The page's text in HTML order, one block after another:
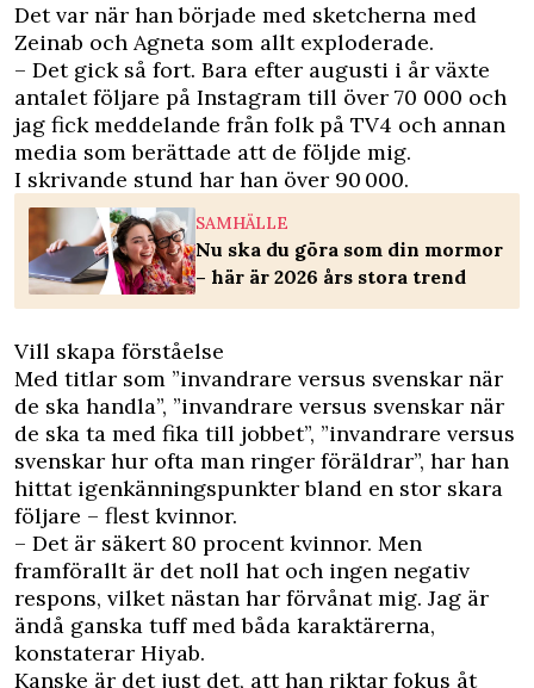
Det var när han började med sketcherna med
Zeinab och Agneta som allt exploderade.
– Det gick så fort. Bara efter augusti i år växte
antalet följare på Instagram till över 70 000 och
jag fick meddelande från folk på TV4 och annan
media som berättade att de följde mig.
I skrivande stund har han över 90 000.
SAMHÄLLE
Nu ska du göra som din mormor
– här är 2026 års stora trend
Vill skapa förståelse
Med titlar som ”invandrare versus svenskar när
de ska handla”, ”invandrare versus svenskar när
de ska ta med fika till jobbet”, ”invandrare versus
svenskar hur ofta man ringer föräldrar”, har han
hittat igenkänningspunkter bland en stor skara
följare – flest kvinnor.
– Det är säkert 80 procent kvinnor. Men
framförallt är det noll hat och ingen negativ
respons, vilket nästan har förvånat mig. Jag är
ändå ganska tuff med båda karaktärerna,
konstaterar ­Hiyab.
Kanske är det just det, att han riktar fokus åt